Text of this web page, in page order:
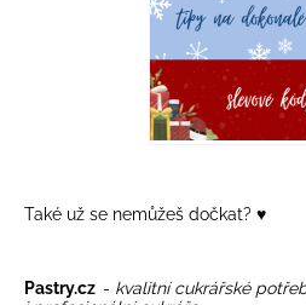
Také už se nemůžeš dočkat? ♥️
Pastry.cz - kvalitnícukrářské